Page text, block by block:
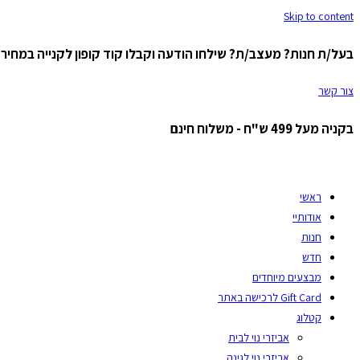
Skip to content
בעל/ת חנות? מעצב/ת? שילחו הודעה וקבלו קוד קופון לקנייה במחיר
צור קשר
בקניה מעל 499 ש"ח - משלוח חינם
ראשי
אודותיי
חנות
חדש
מבצעים מיוחדים
Gift Card לרכישה באתר
קטלוג
אביזרי נוי לבית